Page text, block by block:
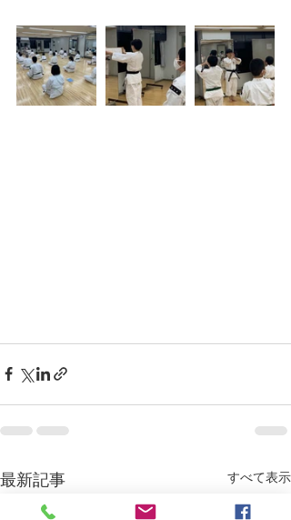
最新記事 すべて表示